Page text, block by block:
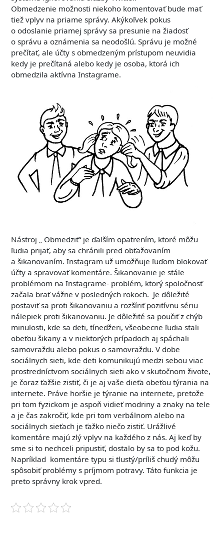
Obmedzenie možnosti niekoho komentovať bude mať
tiež vplyv na priame správy. Akýkoľvek pokus
o odoslanie priamej správy sa presunie na žiadosť
o správu a oznámenia sa neodošlú. Správu je možné
prečítať, ale účty s obmedzeným prístupom neuvidia
kedy je prečítaná alebo kedy je osoba, ktorá ich
obmedzila aktívna Instagrame.
Nástroj „ Obmedziť“ je ďalším opatrením, ktoré môžu
ľudia prijať, aby sa chránili pred obťažovaním
a šikanovaním. Instagram už umožňuje ľuďom blokovať
účty a spravovať komentáre. Šikanovanie je stále
problémom na Instagrame- problém, ktorý spoločnosť
začala brať vážne v posledných rokoch. Je dôležité
postaviť sa proti šikanovaniu a rozšíriť pozitívnu sériu
nálepiek proti šikanovaniu. Je dôležité sa poučiť z chýb
minulosti, kde sa deti, tínedžeri, všeobecne ľudia stali
obeťou šikany a v niektorých prípadoch aj spáchali
samovraždu alebo pokus o samovraždu. V dobe
sociálnych sieti, kde deti komunikujú medzi sebou viac
prostredníctvom sociálnych sieti ako v skutočnom živote,
je čoraz ťažšie zistiť, či je aj vaše dieťa obeťou týrania na
internete. Práve horšie je týranie na internete, pretože
pri tom fyzickom je aspoň vidieť modriny a znaky na tele
a je čas zakročiť, kde pri tom verbálnom alebo na
sociálnych sieťach je ťažko niečo zistiť. Urážlivé
komentáre majú zlý vplyv na každého z nás. Aj keď by
sme si to nechceli pripustiť, dostalo by sa to pod kožu.
Napríklad komentáre typu si tlustý/príliš chudý môžu
spôsobiť problémy s príjmom potravy. Táto funkcia je
preto správny krok vpred.